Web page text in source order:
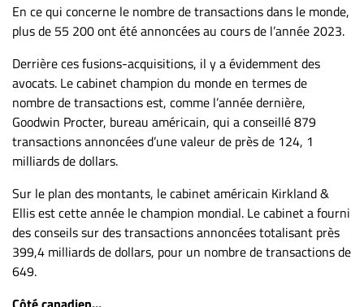
Espace
entreprises
Page
entreprises
Publier
un
emploi
Solutions de
recrutements
TROUVEZ-
NOUS
En ce qui concerne le nombre de transactions dans le monde,
plus de 55 200 ont été annoncées au cours de l’année 2023.
Derrière ces fusions-acquisitions, il y a évidemment des
avocats. Le cabinet champion du monde en termes de
nombre de transactions est, comme l’année dernière,
Goodwin Procter, bureau américain, qui a conseillé 879
transactions annoncées d’une valeur de près de 124, 1
milliards de dollars.
Sur le plan des montants, le cabinet américain Kirkland &
Ellis est cette année le champion mondial. Le cabinet a fourni
des conseils sur des transactions annoncées totalisant près
399,4 milliards de dollars, pour un nombre de transactions de
649.